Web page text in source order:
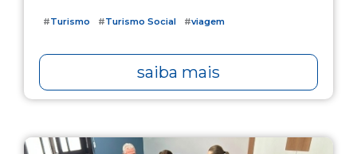
#Turismo #Turismo Social #viagem
saiba mais